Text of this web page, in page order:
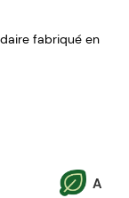
fabriqué en
A